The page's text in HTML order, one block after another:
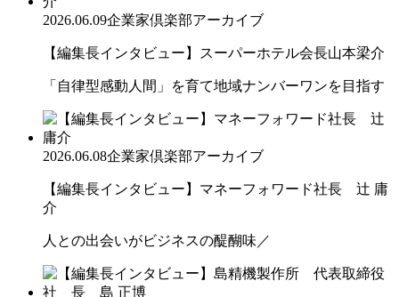
2026.06.09企業家倶楽部アーカイブ
【編集長インタビュー】スーパーホテル会長山本梁介
「自律型感動人間」を育て地域ナンバーワンを目指す
2026.06.08企業家倶楽部アーカイブ
【編集長インタビュー】マネーフォワード社長 辻 庸
介
人との出会いがビジネスの醍醐味／